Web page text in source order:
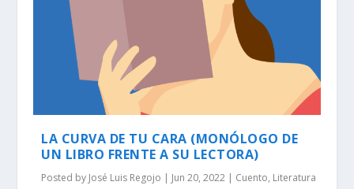
LA CURVA DE TU CARA (MONÓLOGO DE
UN LIBRO FRENTE A SU LECTORA)
Posted by José Luis Regojo | Jun 20, 2022 | Cuento, Literatura